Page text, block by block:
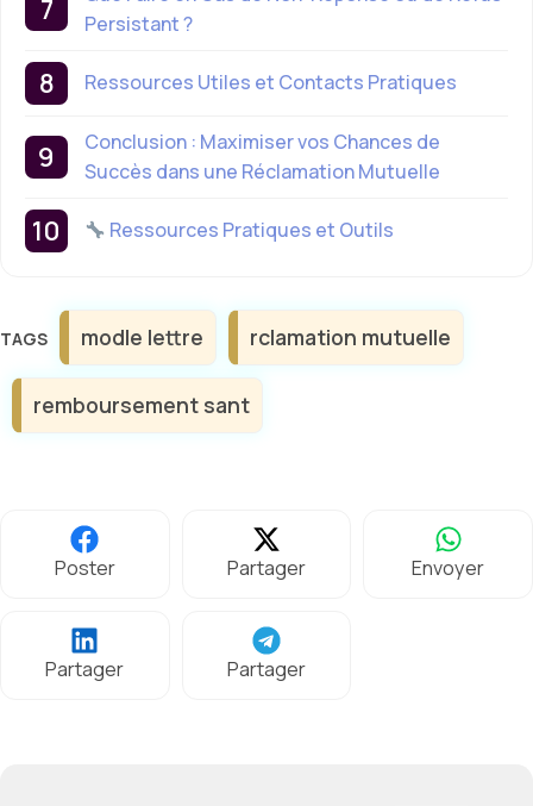
Persistant ?
Ressources Utiles et Contacts Pratiques
Conclusion : Maximiser vos Chances de
Succès dans une Réclamation Mutuelle
Ressources Pratiques et Outils
Étiquettes
modle lettre rclamation mutuelle
remboursement sant
Poster Partager Envoyer
Partager Partager